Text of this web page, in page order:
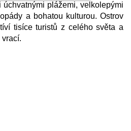
úchvatnými plážemi, velkolepými
a bohatou kulturou. Ostrov
tisíce turistů z celého světa a